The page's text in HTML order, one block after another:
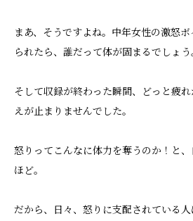
まあ、そうですよね。中年女性の激怒
られたら、誰だって体が固まるでしょう
そして収録が終わった瞬間、どっと疲
えが止まりませんでした。
怒りってこんなに体力を奪うのか！と
ほど。
だから、日々、怒りに支配されている